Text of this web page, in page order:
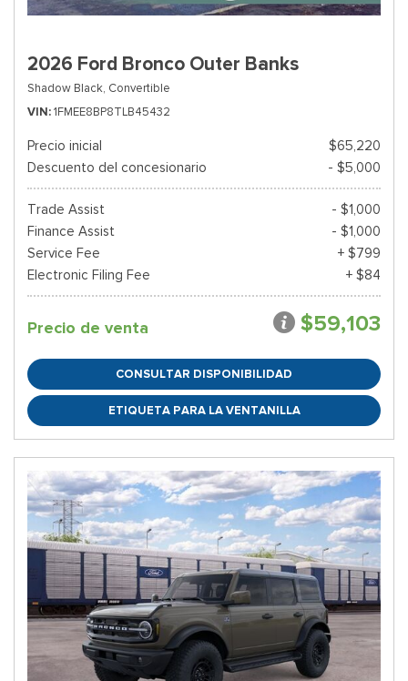
2026 Ford Bronco Outer Banks
Shadow Black, Convertible
VIN 1FMEE8BP8TLB45432
Precio inicial
$65,220
Descuento del concesionario
- $5,000
Trade Assist
- $1,000
Finance Assist
- $1,000
Service Fee
+ $799
Electronic Filing Fee
+ $84
Precio de venta $59,103
CONSULTAR DISPONIBILIDAD
ETIQUETA PARA LA VENTANILLA